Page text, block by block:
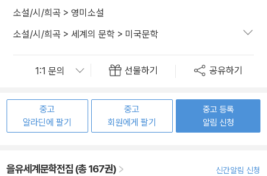
소설/시/희곡 > 영미소설
소설/시/희곡 > 세계의 문학 > 미국문학
선물하기 공유하기
중고
알라딘에 팔기
중고
회원에게 팔기
중고 등록
알림 신청
을유세계문학전집 (총 167권) 신간알림 신청